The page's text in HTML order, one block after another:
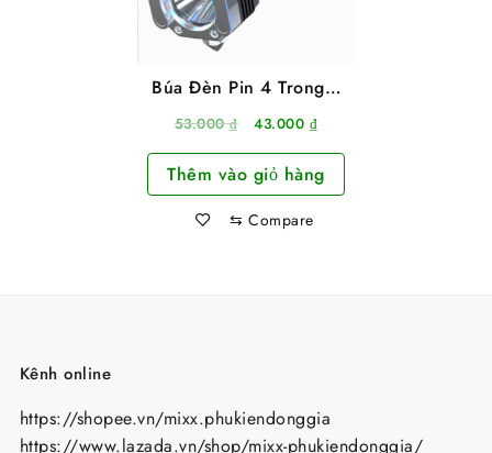
Búa Đèn Pin 4 Trong 1
Đa Năng Led Torch
53.000₫
Giá
là:
53.000 ₫.
43.000 ₫Giá
tại
là:
Thêm vào giỏ hàng
⇆ Compare
Kênh online
https://shopee.vn/mixx.phukiendonggia
https://www.lazada.vn/shop/mixx-phukiendonggia/